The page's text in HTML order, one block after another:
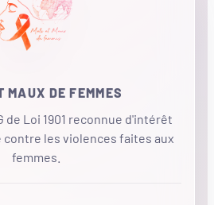
MAUX DE FEMMES
de Loi 1901 reconnue d'intérêt
contre les violences faites aux
femmes.